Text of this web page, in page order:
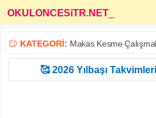
OKULONCESiTR.NET
😏 KATEGORİ: Makas Kesme
🥰 2026 Yılbaşı